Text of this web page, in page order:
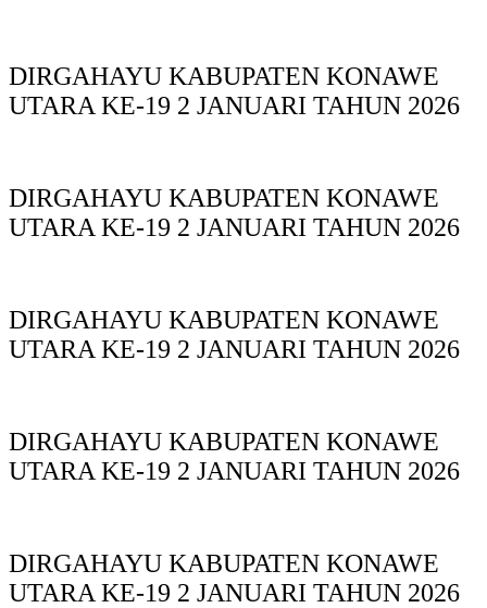
DIRGAHAYU KABUPATEN KONAWE
UTARA KE-19 2 JANUARI TAHUN 2026
DIRGAHAYU KABUPATEN KONAWE
UTARA KE-19 2 JANUARI TAHUN 2026
DIRGAHAYU KABUPATEN KONAWE
UTARA KE-19 2 JANUARI TAHUN 2026
DIRGAHAYU KABUPATEN KONAWE
UTARA KE-19 2 JANUARI TAHUN 2026
DIRGAHAYU KABUPATEN KONAWE
UTARA KE-19 2 JANUARI TAHUN 2026